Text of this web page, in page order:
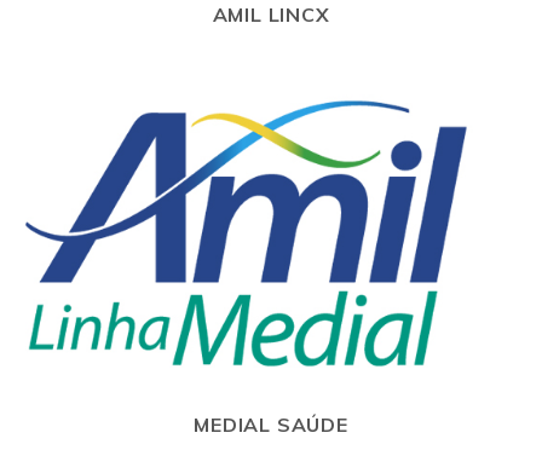
AMIL LINCX
MEDIAL SAÚDE